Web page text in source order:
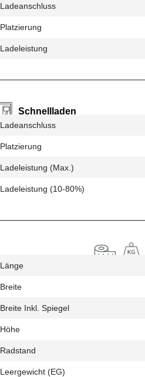
Ladeanschluss
Platzierung
Ladeleistung
Schnellladen
Ladeanschluss
Platzierung
Ladeleistung (max.)
Ladeleistung (10-80%)
Länge
Breite
Breite Inkl. Spiegel
Höhe
Radstand
Leergewicht (EG)